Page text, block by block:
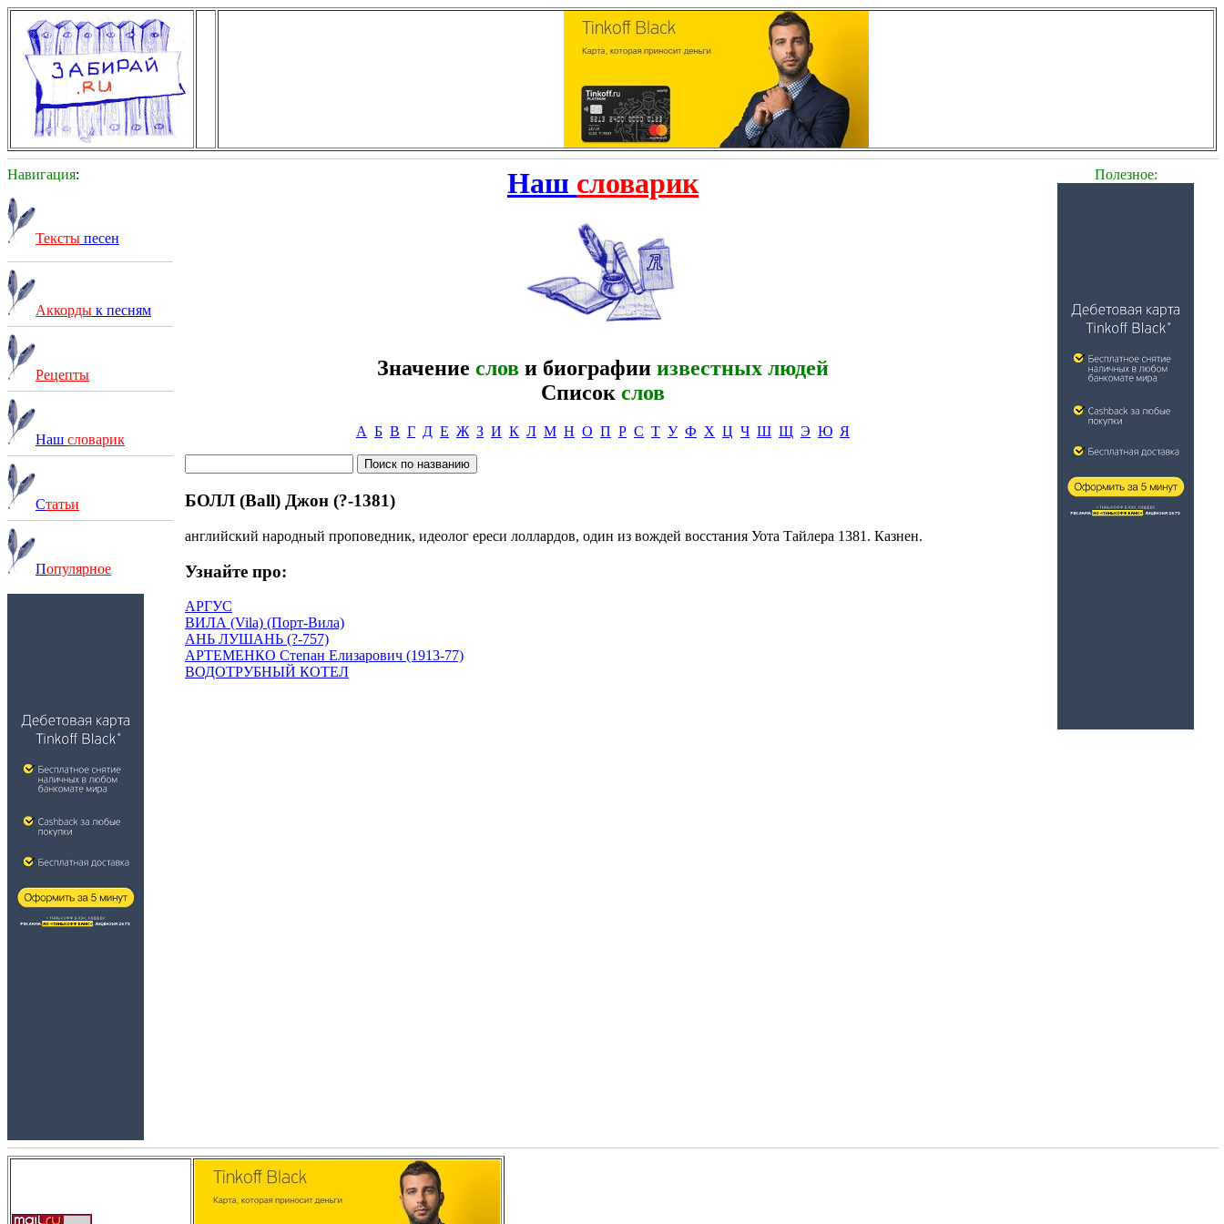
Навигация:
Тексты песен
Аккорды к песням
Рецепты
Наш словарик
Статьи
Популярное
Наш словарик
Значение слов и биографии известных людей
Список слов
А Б В Г Д Е Ж З И К Л М Н О П Р С Т У Ф Х Ц Ч Ш Щ Э Ю Я
БОЛЛ (Ball) Джон (?-1381)
английский народный проповедник, идеолог ереси лоллардов, один из вождей восстания Уота Тайлера 1381. Казнен.
Узнайте про:
АРГУС
ВИЛА (Vila) (Порт-Вила)
АНЬ ЛУШАНЬ (?-757)
АРТЕМЕНКО Степан Елизарович (1913-77)
ВОДОТРУБНЫЙ КОТЕЛ
Полезное: